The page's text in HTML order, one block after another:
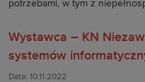
Wystawca – KN
systemów
Data: 10.11.2022